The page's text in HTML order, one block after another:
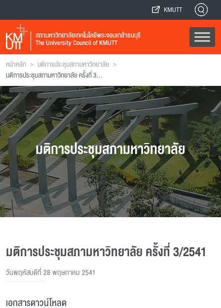
KMUTT
สภามหาวิทยาลัยเทคโนโลยีพระจอมเกล้าธนบุรี
The University Council of KMUTT
หน้าหลัก > มติการประชุมสภามหาวิทยาลัย >
มติการประชุมสภามหาวิทยาลัย ครั้งที่ 3/2541
มติการประชุมสภามหาวิทยาลัย
มติการประชุมสภามหาวิทยาลัย ครั้งที่ 3/2541
วันพฤหัสบดีที่ 28 พฤษภาคม 2541
เอกสารดาวน์โหลด